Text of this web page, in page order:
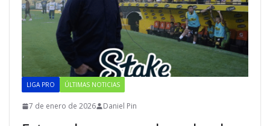
LIGA PRO ÚLTIMAS NOTICIAS
7 de enero de 2026 Daniel Pin